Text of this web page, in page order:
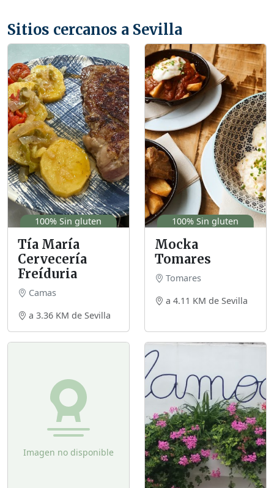
Sitios cercanos a Sevilla
100% Sin gluten
Tía María
Cervecería
Freíduria
Camas
a 3.36 KM de Sevilla
100% Sin gluten
Mocka
Tomares
Tomares
a 4.11 KM de Sevilla